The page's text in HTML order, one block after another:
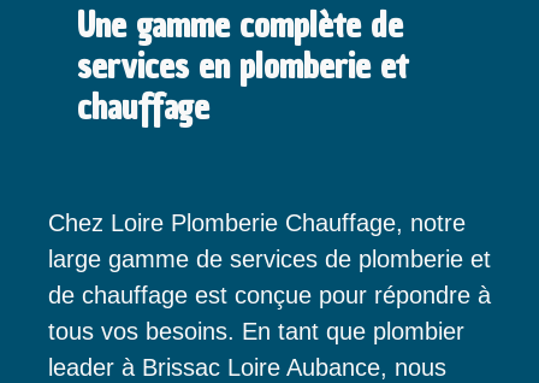
Une gamme complète de
services en plomberie et
chauffage
Chez Loire Plomberie Chauffage, notre
large gamme de services de plomberie et
de chauffage est conçue pour répondre à
tous vos besoins. En tant que plombier
leader à Brissac Loire Aubance, nous